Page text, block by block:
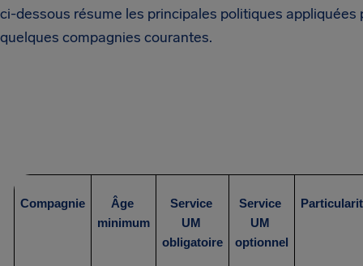
ci-dessous résume les principales politiques appliquées
quelques compagnies courantes.
Compagnie
Âge
minimum
Service
UM
obligatoire
Service
UM
optionnel